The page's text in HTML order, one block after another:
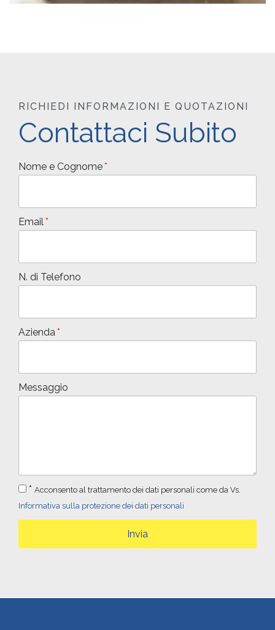
RICHIEDI INFORMAZIONI E QUOTAZIONI
Contattaci Subito
Nome e Cognome
Email
N. di Telefono
Azienda
Messaggio
* Acconsento al trattamento dei dati personali come da Vs.
Informativa sulla protezione dei dati personali
Invia